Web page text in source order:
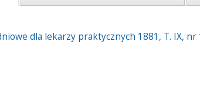
dla lekarzy praktycznych 1881, T. IX, nr